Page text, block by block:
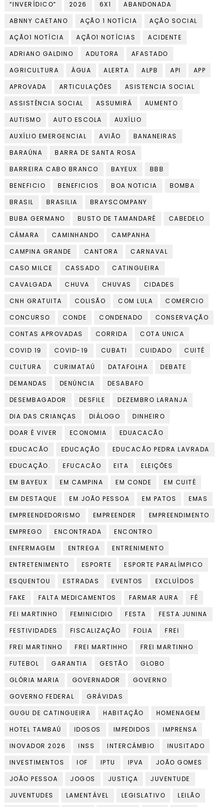
“INVERÍDICO” 2026 6X1
ABANDONADA
ABNNY CAETANO
AÇÃO 1 NOTÍCIA
AÇÃO SOCIAL
AÇÃO1 NOTÍCIA
AÇÃO1 NOTÍCIAS
ACIDENTE
ADRIANO GALDINO
ADUTORA
AFASTADO
AGRICULTURA
ÁGUA ALERTA ALPB API
APP
APROVADA
ARTICULAÇÕES
ASISTENCIA SOCIAL
ASSISTÊNCIA SOCIAL
ASSUMIRÁ
AUMENTO
AUTISMO
AUTO ESCOLA
AUXÍLIO
AUXÍLIO EMERGENCIAL
AVIÃO
BANANEIRAS
BARAÚNA
BARRA DE SANTA ROSA
BARREIRA CABO BRANCO
BAYEUX
BBB
BENEFICIO
BENEFICIOS BOA NOTICIA
BOMBA
BRASIL
BRASILIA
BRAYSCOMPANY
BUBA GERMANO
BUSTO DE TAMANDARÉ
CABEDELO
CÂMARA
CAMINHANDO
CAMPANHA
CAMPINA GRANDE
CANTORA
CARNAVAL
CASO MILCE
CASSADO
CATINGUEIRA
CAVALGADA
CHUVA CHUVAS
CIDADES
CNH GRATUITA
COLISÃO COM LULA
COMERCIO
CONCURSO
CONDE CONDENADO
CONSERVAÇÃO
CONTAS APROVADAS
CORRIDA
COTA UNICA
COVID 19
COVID-19 CUBATI CUIDADO
CUITÉ
CULTURA
CURIMATAÚ DATAFOLHA
DEBATE
DEMANDAS
DENÚNCIA
DESABAFO
DESEMBAGADOR
DESFILE
DEZEMBRO LARANJA
DIA DAS CRIANÇAS
DIÁLOGO
DINHEIRO
DOAR É VIVER
ECONOMIA
EDUACACÃO
EDUCACÃO
EDUCAÇÃO
EDUCACÃO PEDRA LAVRADA
EDUCAÇÃO.
EFUCACÃO EITA
ELEIÇÕES
EM BAYEUX
EM CAMPINA EM CONDE
EM CUITÉ
EM DESTAQUE
EM JOÃO PESSOA EM PATOS
EMAS
EMPREENDEDORISMO
EMPREENDER
EMPREENDIMENTO
EMPREGO
ENCONTRADA
ENCONTRO
ENFERMAGEM
ENTREGA
ENTRENIMENTO
ENTRETENIMENTO
ESPORTE
ESPORTE PARALÍMPICO
ESQUENTOU
ESTRADAS EVENTOS
EXCLUÍDOS
FAKE
FALTA MEDICAMENTOS FARMAR AURA
FÉ
FEI MARTINHO
FEMINICIDIO FESTA
FESTA JUNINA
FESTIVIDADES
FISCALIZAÇÃO FOLIA
FREI
FREI MARTINHO
FREI MARTIHHO
FREI MARTINHO
FUTEBOL
GARANTIA GESTÃO
GLOBO
GLÓRIA MARIA
GOVERNADOR
GOVERNO
GOVERNO FEDERAL
GRÁVIDAS
GUGU DE CATINGUEIRA
HABITAÇÃO
HOMENAGEM
HOTEL TAMBAÚ
IDOSOS IMPEDIDOS
IMPRENSA
INOVADOR 2026
INSS INTERCÂMBIO
INUSITADO
INVESTIMENTOS
IOF IPTU IPVA
JOÃO GOMES
JOÃO PESSOA
JOGOS JUSTIÇA
JUVENTUDE
JUVENTUDES
LAMENTÁVEL LEGISLATIVO
LEILÃO